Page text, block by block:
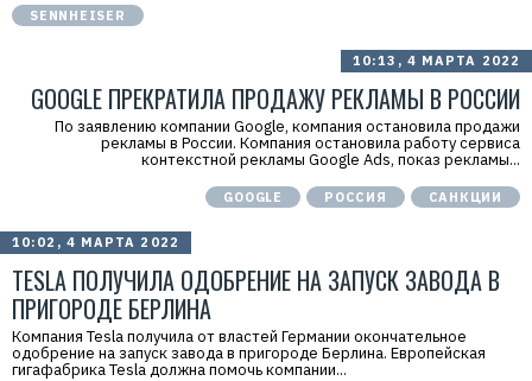
SENNHEISER
10:13, 4 МАРТА 2022
GOOGLE ПРЕКРАТИЛА ПРОДАЖУ РЕКЛАМЫ В РОССИИ
По заявлению компании Google, компания остановила продажи
рекламы в России. Компания остановила работу сервиса
контекстной рекламы Google Ads, показ рекламы...
GOOGLE РОССИЯ САНКЦИИ
10:02, 4 МАРТА 2022
TESLA ПОЛУЧИЛА ОДОБРЕНИЕ НА ЗАПУСК ЗАВОДА В
ПРИГОРОДЕ БЕРЛИНА
Компания Tesla получила от властей Германии окончательное
одобрение на запуск завода в пригороде Берлина. Европейская
гигафабрика Tesla должна помочь компании...